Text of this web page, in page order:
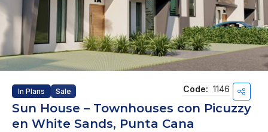
In Plans Sale Code: 1146
Sun House – Townhouses con Picuzzy
en White Sands, Punta Cana